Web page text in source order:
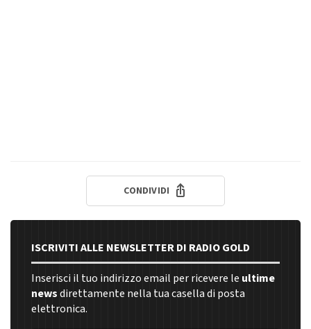
CONDIVIDI
ISCRIVITI ALLE NEWSLETTER DI RADIO GOLD
Inserisci il tuo indirizzo email per ricevere le ultime
newsdirettamente nella tua casella di posta
elettronica.